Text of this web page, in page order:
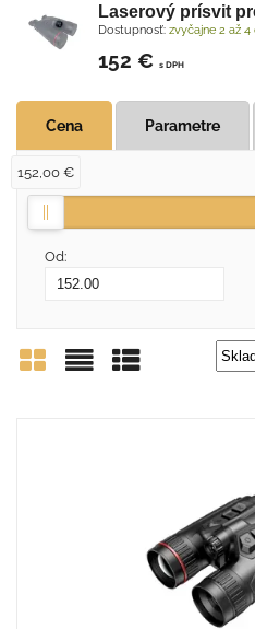
Laserový prísvit
Dostupnosť: zvyčajne 2 až 4
152 € s DPH
Cena Parametre
Od:
152,00 €